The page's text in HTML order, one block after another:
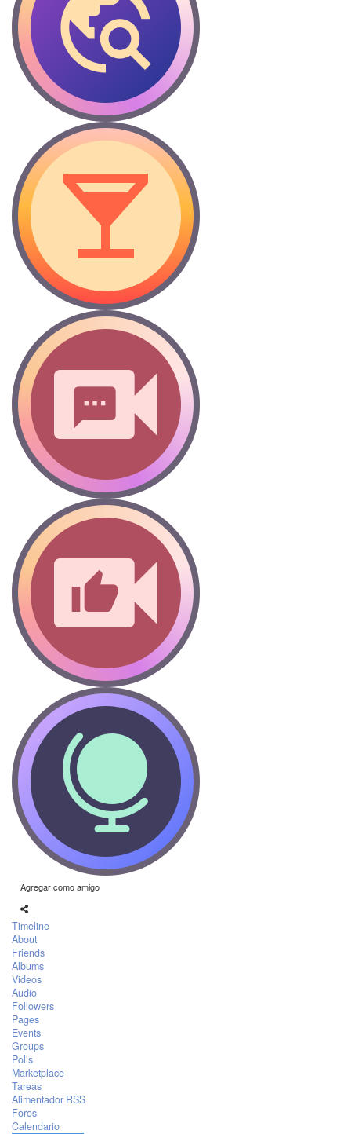
Agregar como amigo
Timeline
About
Friends
Albums
Videos
Audio
Followers
Pages
Events
Groups
Polls
Marketplace
Tareas
Alimentador RSS
Foros
Calendario